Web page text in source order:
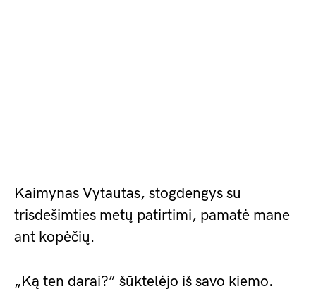
Kaimynas Vytautas, stogdengys su
trisdešimties metų patirtimi, pamatė mane
ant kopėčių.
„Ką ten darai?” šūktelėjo iš savo kiemo.